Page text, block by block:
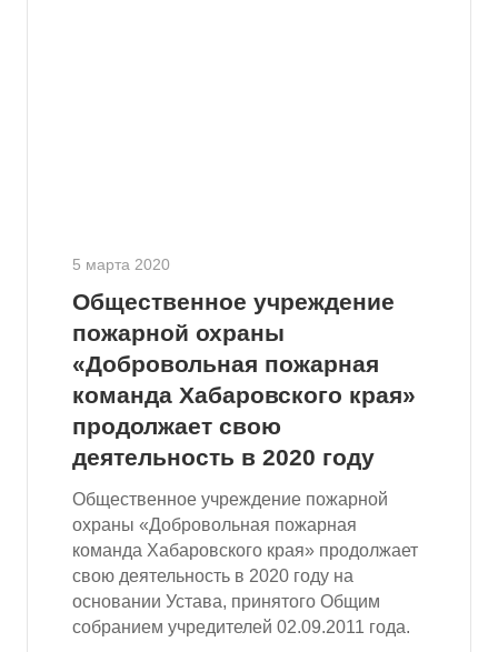
5 марта 2020
Общественное учреждение
пожарной охраны
«Добровольная пожарная
команда Хабаровского края»
продолжает свою
деятельность в 2020 году
Общественное учреждение пожарной
охраны «Добровольная пожарная
команда Хабаровского края» продолжает
свою деятельность в 2020 году на
основании Устава, принятого Общим
собранием учредителей 02.09.2011 года.